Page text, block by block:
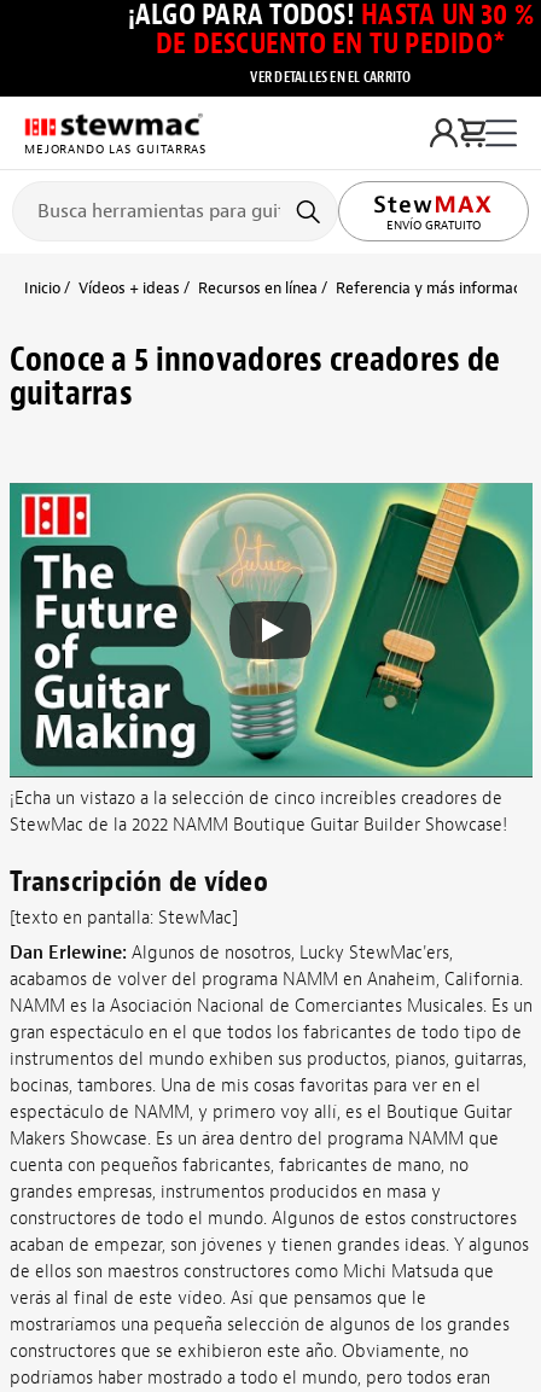
¡ALGO PARA TODOS! HASTA UN 30 %
DE DESCUENTO EN TU PEDIDO*
VER DETALLES EN EL CARRITO
MEJORANDO LAS GUITARRAS
ENVÍO GRATUITO
Inicio Vídeos + ideas Recursos en línea Referencia y más información
Conoce a 5 innovadores creadores de
guitarras
¡Echa un vistazo a la selección de cinco increíbles creadores de
StewMac de la 2022 NAMM Boutique Guitar Builder Showcase!
Transcripción de vídeo
[texto en pantalla: StewMac]
Dan Erlewine: Algunos de nosotros, Lucky StewMac'ers,
acabamos de volver del programa NAMM en Anaheim, California.
NAMM es la Asociación Nacional de Comerciantes Musicales. Es un
gran espectáculo en el que todos los fabricantes de todo tipo de
instrumentos del mundo exhiben sus productos, pianos, guitarras,
bocinas, tambores. Una de mis cosas favoritas para ver en el
espectáculo de NAMM, y primero voy allí, es el Boutique Guitar
Makers Showcase. Es un área dentro del programa NAMM que
cuenta con pequeños fabricantes, fabricantes de mano, no
grandes empresas, instrumentos producidos en masa y
constructores de todo el mundo. Algunos de estos constructores
acaban de empezar, son jóvenes y tienen grandes ideas. Y algunos
de ellos son maestros constructores como Michi Matsuda que
verás al final de este vídeo. Así que pensamos que le
mostraríamos una pequeña selección de algunos de los grandes
constructores que se exhibieron este año. Obviamente, no
podríamos haber mostrado a todo el mundo, pero todos eran